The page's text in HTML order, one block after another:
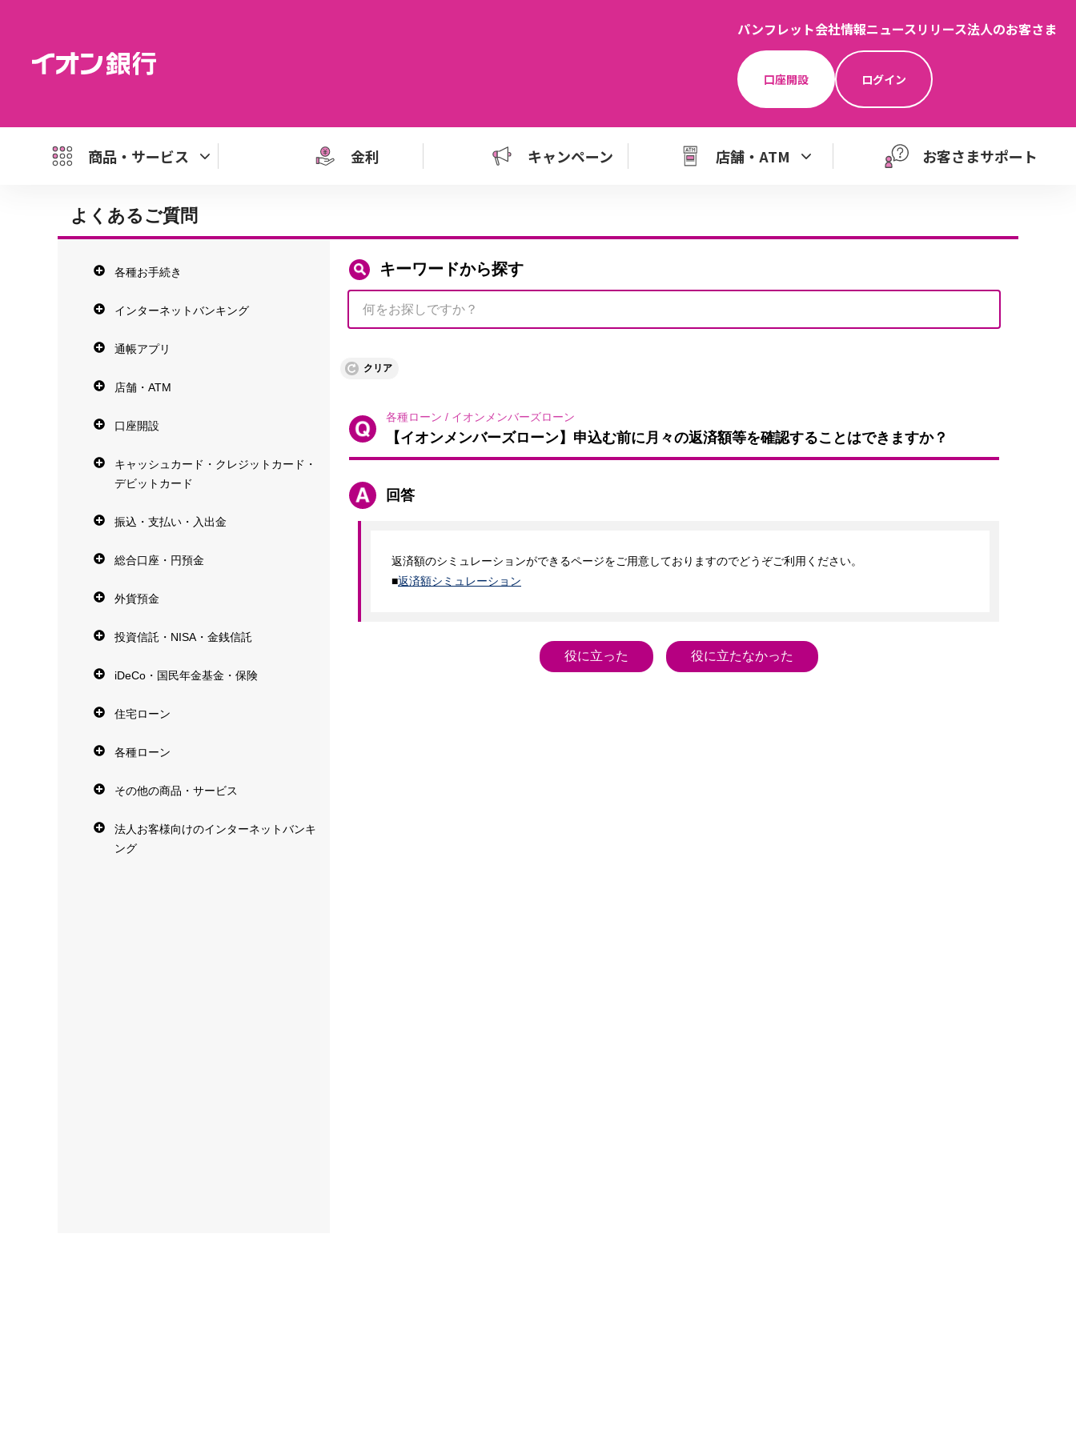
パンフレット会社情報ニュースリリース法人のお客さま
口座開設 ログイン
商品・サービス 金利 キャンペーン 店舗・ATM お客さまサポート
よくあるご質問
各種お手続き
インターネットバンキング
通帳アプリ
店舗・ATM
口座開設
キャッシュカード・クレジットカード・
デビットカード
振込・支払い・入出金
総合口座・円預金
外貨預金
投資信託・NISA・金銭信託
iDeCo・国民年金基金・保険
住宅ローン
各種ローン
その他の商品・サービス
法人お客様向けのインターネットバンキ
ング
キーワードから探す
クリア
各種ローン / イオンメンバーズローン
【イオンメンバーズローン】申込む前に月々の返済額等を確認することはできますか？
回答
返済額のシミュレーションができるページをご用意しておりますのでどうぞご利用ください。
■返済額シミュレーション
役に立った 役に立たなかった